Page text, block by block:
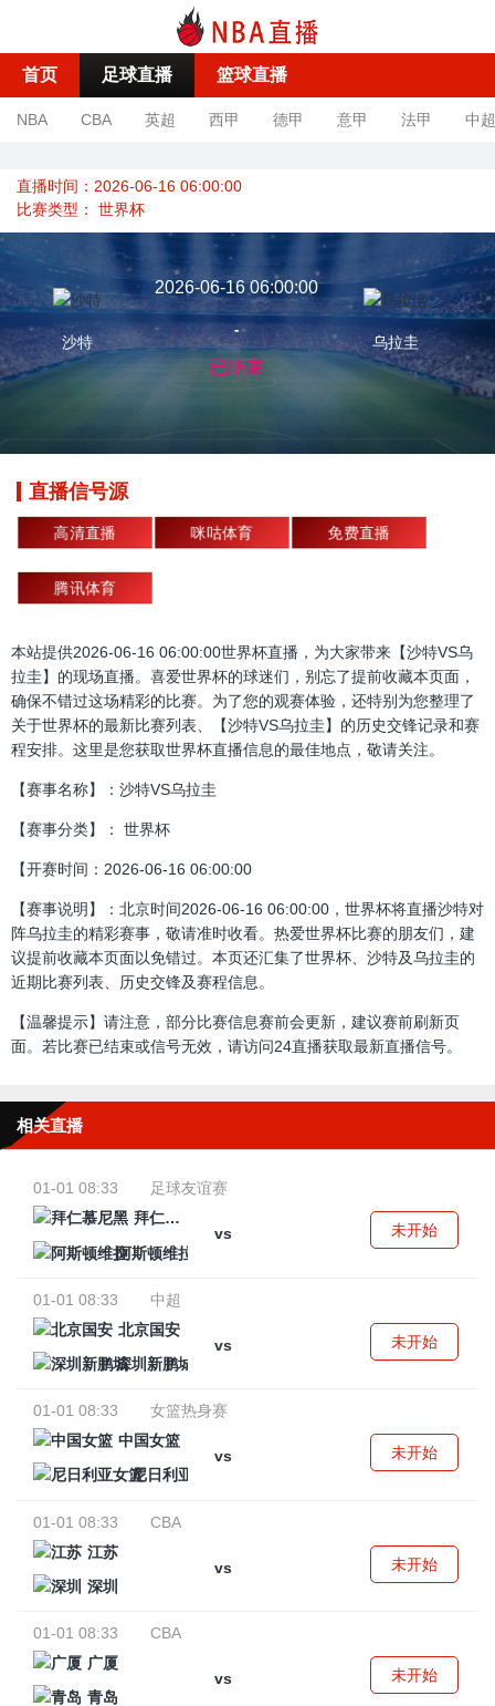
首页 足球直播 篮球直播
NBA CBA 英超 西甲 德甲 意甲 法甲 中超
直播时间：2026-06-16 06:00:00
比赛类型： 世界杯
沙特
2026-06-16 06:00:00
-
已结束
乌拉圭
直播信号源
高清直播 咪咕体育 免费直播
腾讯体育
本站提供2026-06-16 06:00:00世界杯直播，为大家带来【沙特VS乌
拉圭】的现场直播。喜爱世界杯的球迷们，别忘了提前收藏本页面，
确保不错过这场精彩的比赛。为了您的观赛体验，还特别为您整理了
关于世界杯的最新比赛列表、【沙特VS乌拉圭】的历史交锋记录和赛
程安排。这里是您获取世界杯直播信息的最佳地点，敬请关注。
【赛事名称】：沙特VS乌拉圭
【赛事分类】： 世界杯
【开赛时间：2026-06-16 06:00:00
【赛事说明】：北京时间2026-06-16 06:00:00，世界杯将直播沙特对
阵乌拉圭的精彩赛事，敬请准时收看。热爱世界杯比赛的朋友们，建
议提前收藏本页面以免错过。本页还汇集了世界杯、沙特及乌拉圭的
近期比赛列表、历史交锋及赛程信息。
【温馨提示】请注意，部分比赛信息赛前会更新，建议赛前刷新页
面。若比赛已结束或信号无效，请访问24直播获取最新直播信号。
相关直播
01-01 08:33
足球友谊赛
拜仁慕尼黑
vs
阿斯顿维拉
未开始
01-01 08:33
中超
北京国安
vs
深圳新鹏城
未开始
01-01 08:33
女篮热身赛
中国女篮
vs
尼日利亚女篮
未开始
01-01 08:33
CBA
江苏
vs
深圳
未开始
01-01 08:33
CBA
广厦
vs
青岛
未开始